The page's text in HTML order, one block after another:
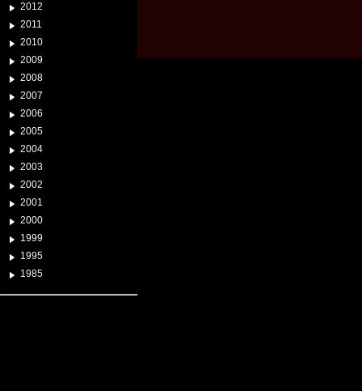
2012
2011
2010
2009
2008
2007
2006
2005
2004
2003
2002
2001
2000
1999
1995
1985